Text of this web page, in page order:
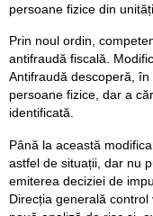
persoane fizice din
Prin noul ordin,
antifraudă fiscală.
Antifraudă descoperă,
persoane fizice, dar a
identificată.
Până la această
astfel de situații, dar nu
emiterea deciziei de
Direcția generală